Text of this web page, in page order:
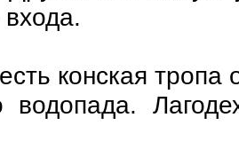
входа.
конская тропа
водопада.